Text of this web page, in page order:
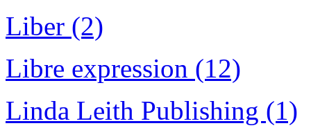
Liber (2)
Libre expression (12)
Linda Leith Publishing (1)